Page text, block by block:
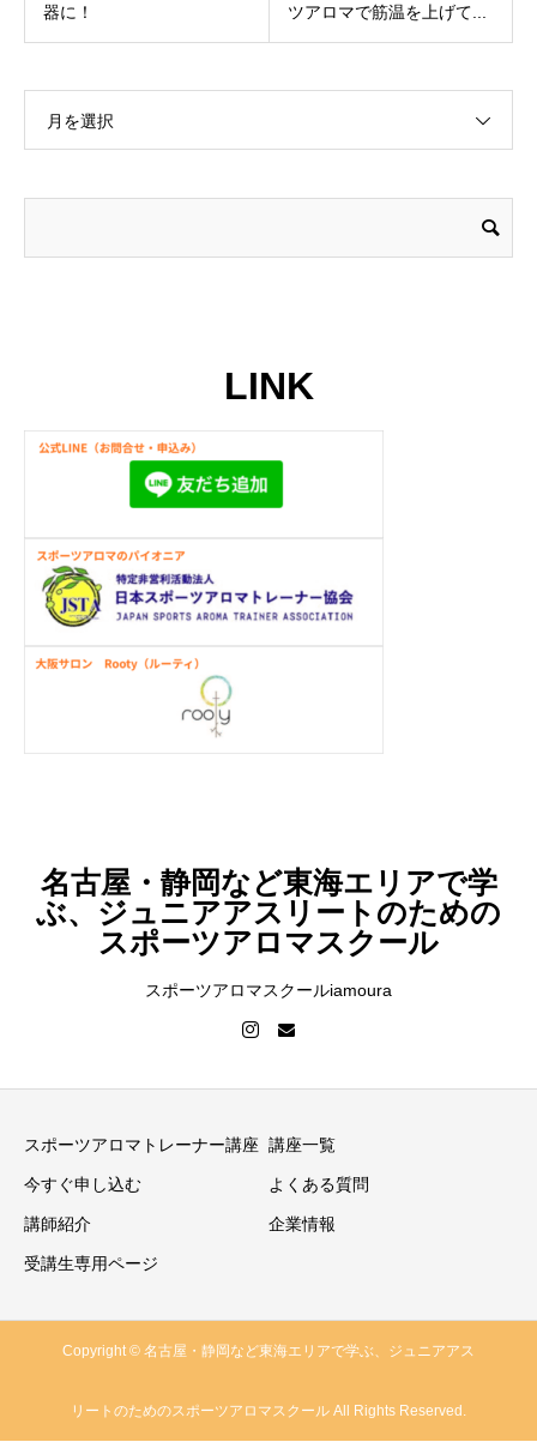
器に！
ツアロマで筋温を上げて...
月を選択
LINK
名古屋・静岡など東海エリアで学
ぶ、ジュニアアスリートのための
スポーツアロマスクール
スポーツアロマスクールiamoura
スポーツアロマトレーナー講座 講座一覧
今すぐ申し込む よくある質問
講師紹介 企業情報
受講生専用ページ
Copyright © 名古屋・静岡など東海エリアで学ぶ、ジュニアアス
リートのためのスポーツアロマスクール All Rights Reserved.